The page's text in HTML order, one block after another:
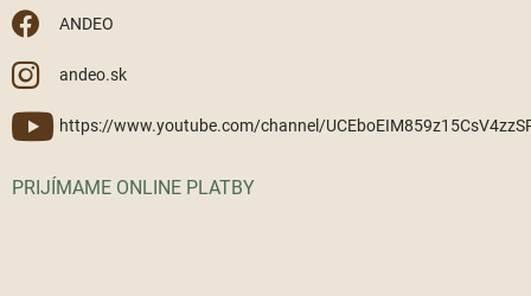
ANDEO
andeo.sk
https://www.youtube.com/channel/
PRIJÍMAME ONLINE PLATBY